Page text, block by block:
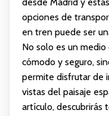
opciones de
en tren puede ser
No solo es un
cómodo y seguro,
permite disfrutar de
vistas del paisaje
artículo, descubrirás